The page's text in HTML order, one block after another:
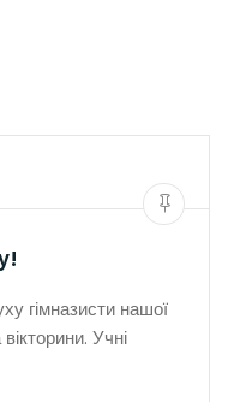
гімназисти нашої
Учні